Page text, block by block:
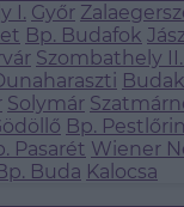
I. Győr
Bp. Budafok
Szombathely II.
Solymár
Bp.
Pasarét Wiener
Buda Kalocsa